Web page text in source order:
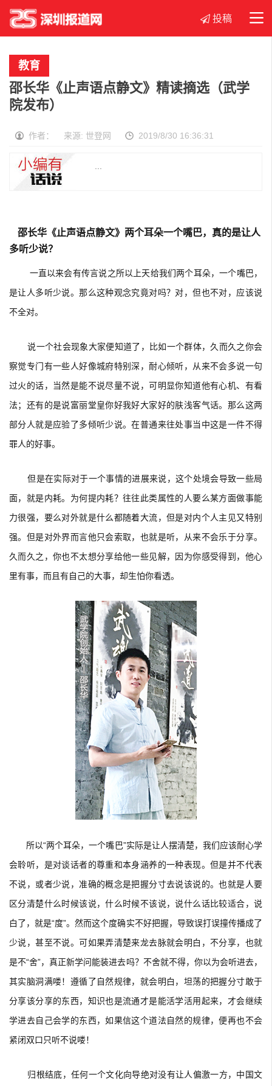
教育
品牌
投稿
教育
邵长华《止声语点静文》精读摘选（武学
院发布）
作者： 来源: 世登网 2019/8/30 16:36:31
邵长华《止声语点静文》两个耳朵一个嘴巴，真的是让人
多听少说？
一直以来会有传言说之所以上天给我们两个耳朵，一个嘴巴，
是让人多听少说。那么这种观念究竟对吗？对，但也不对，应该说
不全对。
说一个社会现象大家便知道了，比如一个群体，久而久之你会
察觉专门有一些人好像城府特别深，耐心倾听，从来不会多说一句
过火的话，当然是能不说尽量不说，可明显你知道他有心机、有看
法；还有的是说富丽堂皇你好我好大家好的肤浅客气话。那么这两
部分人就是应验了多倾听少说。在普通来往处事当中这是一件不得
罪人的好事。
但是在实际对于一个事情的进展来说，这个处境会导致一些局
面，就是内耗。为何提内耗？往往此类属性的人要么某方面做事能
力很强，要么对外就是什么都随着大流，但是对内个人主见又特别
强。但是对外界而言他只会索取，也就是听，从来不会乐于分享。
久而久之，你也不太想分享给他一些见解，因为你感受得到，他心
里有事，而且有自己的大事，却生怕你看透。
所以“两个耳朵，一个嘴巴”实际是让人摆清楚，我们应该耐心学
会聆听，是对谈话者的尊重和本身涵养的一种表现。但是并不代表
不说，或者少说，准确的概念是把握分寸去说该说的。也就是人要
区分清楚什么时候该说，什么时候不该说，说什么话比较适合，说
白了，就是“度”。然而这个度确实不好把握，导致误打误撞传播成了
少说，甚至不说。可如果弄清楚来龙去脉就会明白，不分享，也就
是不“舍”，真正新学问能装进去吗？不舍就不得，你以为会听进去，
其实脑洞满喽！遵循了自然规律，就会明白，坦荡的把握分寸敢于
分享该分享的东西，知识也是流通才是能活学活用起来，才会继续
学进去自己会学的东西，如果信这个道法自然的规律，便再也不会
紧闭双口只听不说喽！
归根结底，任何一个文化向导绝对没有让人偏激一方，中国文